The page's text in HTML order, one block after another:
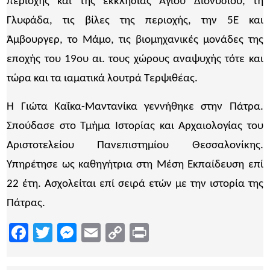
Γλυφάδα, τις βίλες της περιοχής, την 5Ε και
Άμβουργερ, το Μάμο, τις βιομηχανικές μονάδες της
εποχής του 19ου αι. τους χώρους αναψυχής τότε και
τώρα και τα ιαματικά λουτρά Τερψιθέας.
Η Γιώτα Καΐκα-Μαντανίκα γεννήθηκε στην Πάτρα.
Σπούδασε στο Τμήμα Ιστορίας και Αρχαιολογίας του
Αριστοτελείου Πανεπιστημίου Θεσσαλονίκης.
Υπηρέτησε ως καθηγήτρια στη Μέση Εκπαίδευση επί
22 έτη. Ασχολείται επί σειρά ετών με την ιστορία της
Πάτρας.
Facebook
TwitterMessenger
EmailCopy